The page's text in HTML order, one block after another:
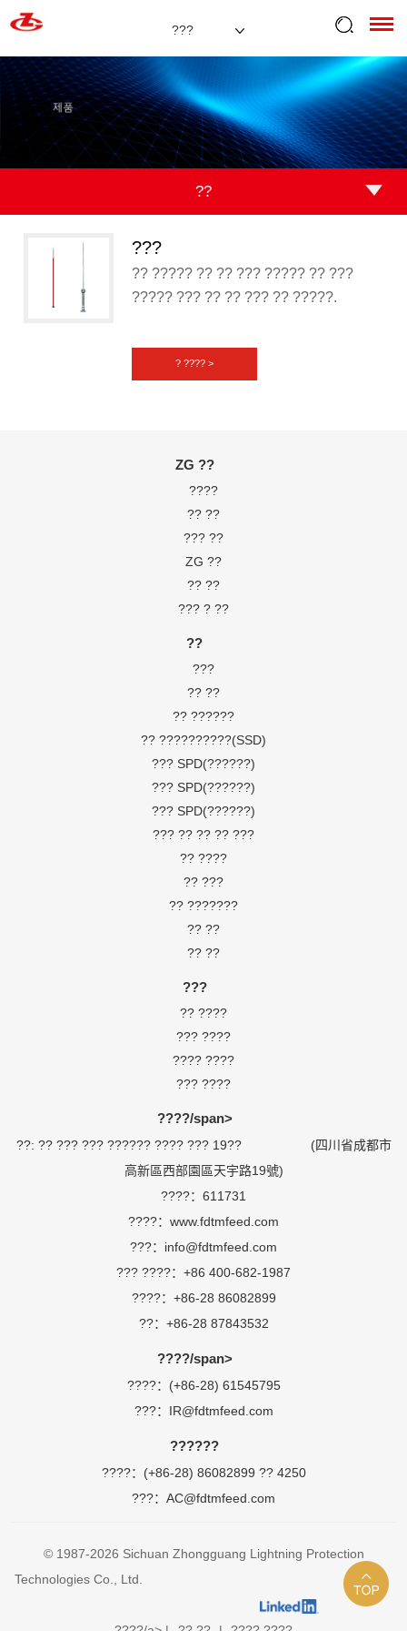
???
??
???
?? ????? ?? ?? ??? ????? ?? ???
????? ??? ?? ?? ??? ?? ?????.
? ???? >
ZG ??
????
?? ??
??? ??
ZG ??
?? ??
??? ? ??
??
???
?? ??
?? ??????
?? ??????????(SSD)
??? SPD(??????)
??? SPD(??????)
??? SPD(??????)
??? ?? ?? ?? ???
?? ????
?? ???
?? ???????
?? ??
?? ??
???
?? ????
??? ????
???? ????
??? ????
????/span>
??: ?? ??? ??? ?????? ???? ??? 19?? (四川省成都市
高新區西部園區天宇路19號)
????：611731
????：www.fdtmfeed.com
???：info@fdtmfeed.com
??? ????：+86 400-682-1987
????：+86-28 86082899
??：+86-28 87843532
????/span>
????：(+86-28) 61545795
???：IR@fdtmfeed.com
??????
????：(+86-28) 86082899 ?? 4250
???：AC@fdtmfeed.com
© 1987-2026 Sichuan Zhongguang Lightning Protection
Technologies Co., Ltd.